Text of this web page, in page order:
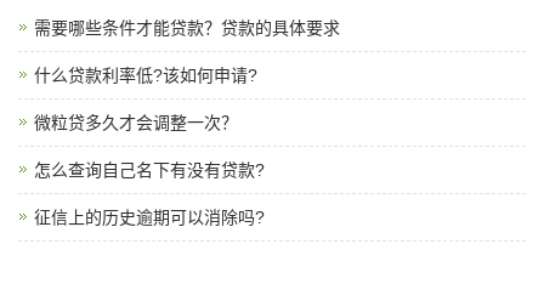
需要哪些条件才能贷款？贷款的具体要求
什么贷款利率低?该如何申请?
微粒贷多久才会调整一次？
怎么查询自己名下有没有贷款?
征信上的历史逾期可以消除吗?